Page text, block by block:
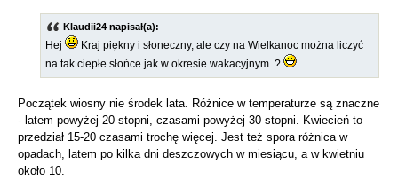
Klaudii24 napisał(a):
Hej
Kraj piękny i słoneczny, ale czy na Wielkanoc można liczyć
na tak ciepłe słońce jak w okresie wakacyjnym..?
Początek wiosny nie środek lata. Różnice w temperaturze są znaczne
- latem powyżej 20 stopni, czasami powyżej 30 stopni. Kwiecień to
przedział 15-20 czasami trochę więcej. Jest też spora różnica w
opadach, latem po kilka dni deszczowych w miesiącu, a w kwietniu
około 10.